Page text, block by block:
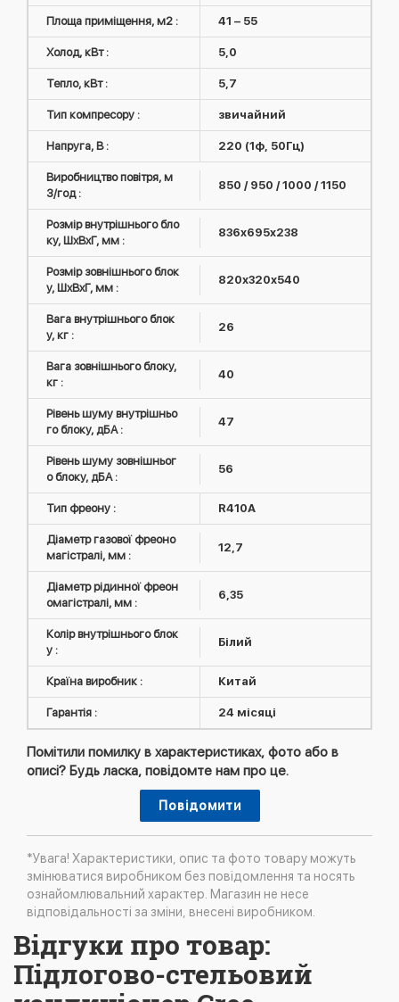
Площа приміщення, м2 : 41 – 55
Холод, кВт : 5,0
Тепло, кВт : 5,7
Тип компресору : звичайний
Напруга, В : 220 (1ф, 50Гц)
Виробництво повітря, м
3/год :
850 / 950 / 1000 / 1150
Розмір внутрішнього бло
ку, ШxВxГ, мм :
836x695x238
Розмір зовнішнього блок
у, ШxВxГ, мм :
820х320х540
Вага внутрішнього блок
у, кг :
26
Вага зовнішнього блоку,
кг :
40
Рівень шуму внутрішньо
го блоку, дБА :
47
Рівень шуму зовнішньог
о блоку, дБА :
56
Тип фреону : R410А
Діаметр газової фреоно
магістралі, мм :
12,7
Діаметр рідинної фреон
омагістралі, мм :
6,35
Колір внутрішнього блок
у :
Білий
Країна виробник : Китай
Гарантія : 24 місяці
Помітили помилку в характеристиках, фото або в
описі? Будь ласка, повідомте нам про це.
Повідомити
*Увага! Характеристики, опис та фото товару можуть
змінюватися виробником без повідомлення та носять
ознайомлювальний характер. Магазин не несе
відповідальності за зміни, внесені виробником.
Відгуки про товар:
Підлогово-стельовий